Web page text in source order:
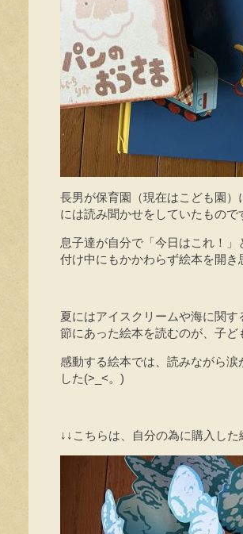
長男が保育園（現在はこども園
には読み聞かせをしていたもので
息子達が自分で「今日はこれ！
付け中にもかかわらず絵本を開き
夏にはアイスクリームや海に関
節にあった絵本を読むのが、子ど
感動する絵本では、読みながら
した(>_<。)
↓↓こちらは、自分の為に購入した